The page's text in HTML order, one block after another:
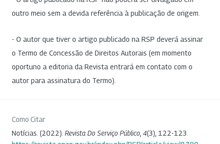
outro meio sem a devida referência à publicação de origem.
- O autor que tiver o artigo publicado na RSP deverá assinar
o Termo de Concessão de Direitos Autorais (em momento
oportuno a editoria da Revista entrará em contato com o
autor para assinatura do Termo).
Como Citar
Notícias. (2022). Revista Do Serviço Público, 4(3), 122-123.